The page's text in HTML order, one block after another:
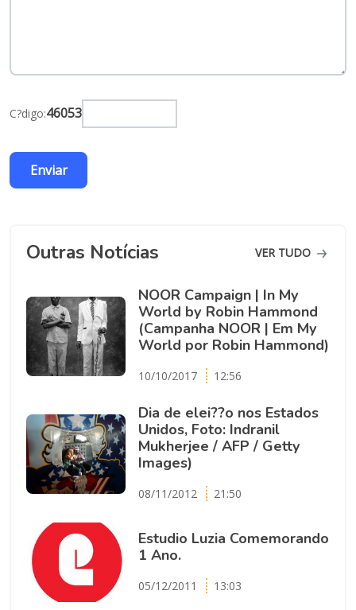
C?digo:46053
Outras Notícias VER TUDO
NOOR Campaign | In My
World by Robin Hammond
(Campanha NOOR | Em My
World por Robin Hammond)
10/10/2017 12:56
Dia de elei??o nos Estados
Unidos, Foto: Indranil
Mukherjee / AFP / Getty
Images)
08/11/2012 21:50
Estudio Luzia Comemorando
1 Ano.
05/12/2011 13:03